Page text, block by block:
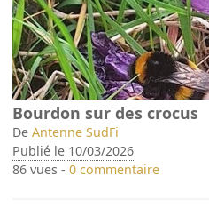
Bourdon sur des crocus
DeAntenne SudFi
Publié le 10/03/2026
86 vues -0 commentaire